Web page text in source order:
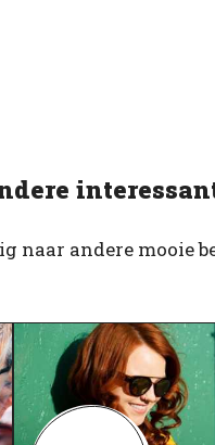
naar andere mooie